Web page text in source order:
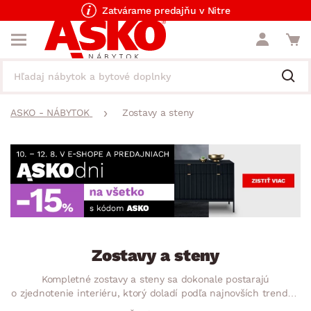
Zatvárame predajňu v Nitre
ASKO - NÁBYTOK Zostavy a steny
Zostavy a steny
Kompletné zostavy a steny sa dokonale postarajú
o zjednotenie interiéru, ktorý doladí podľa najnovších trendov.